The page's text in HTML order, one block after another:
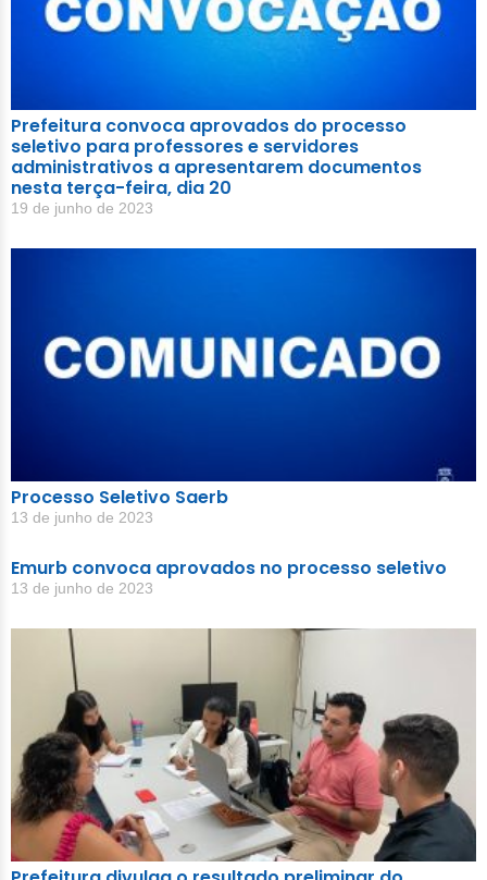
Prefeitura convoca aprovados do processo
seletivo para professores e servidores
administrativos a apresentarem documentos
nesta terça-feira, dia 20
19 de junho de 2023
Processo Seletivo Saerb
13 de junho de 2023
Emurb convoca aprovados no processo seletivo
13 de junho de 2023